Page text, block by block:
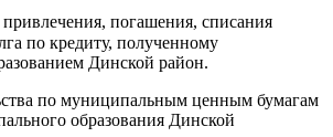
погашения, списания
по кредиту, полученному
Динской район.
по муниципальным ценным бумагам
образования Динской